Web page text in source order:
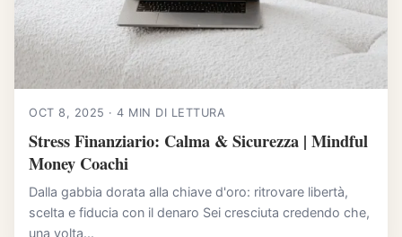
OCT 8, 2025 · 4 MIN DI LETTURA
Stress Finanziario: Calma & Sicurezza | Mindful
Money Coachi
Dalla gabbia dorata alla chiave d'oro: ritrovare libertà,
scelta e fiducia con il denaro Sei cresciuta credendo che,
una volta...